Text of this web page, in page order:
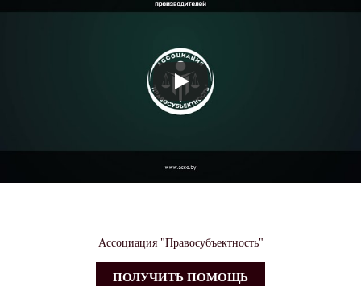
Ассоциация "Правосубъектность"
ПОЛУЧИТЬ ПОМОЩЬ